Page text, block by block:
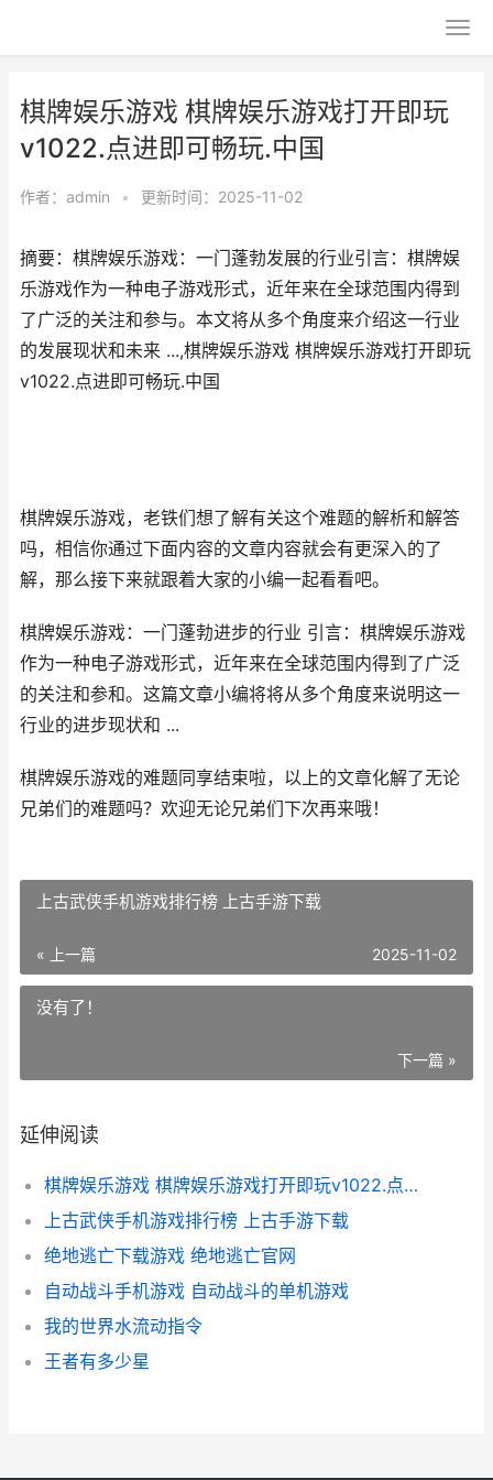
棋牌娱乐游戏 棋牌娱乐游戏打开即玩
v1022.点进即可畅玩.中国
作者： admin • 更新时间：2025-11-02
摘要：棋牌娱乐游戏：一门蓬勃发展的行业引言：棋牌娱
乐游戏作为一种电子游戏形式，近年来在全球范围内得到
了广泛的关注和参与。本文将从多个角度来介绍这一行业
的发展现状和未来 ...,棋牌娱乐游戏 棋牌娱乐游戏打开即玩
v1022.点进即可畅玩.中国
棋牌娱乐游戏，老铁们想了解有关这个难题的解析和解答
吗，相信你通过下面内容的文章内容就会有更深入的了
解，那么接下来就跟着大家的小编一起看看吧。
棋牌娱乐游戏：一门蓬勃进步的行业 引言：棋牌娱乐游戏
作为一种电子游戏形式，近年来在全球范围内得到了广泛
的关注和参和。这篇文章小编将将从多个角度来说明这一
行业的进步现状和 ...
棋牌娱乐游戏的难题同享结束啦，以上的文章化解了无论
兄弟们的难题吗？欢迎无论兄弟们下次再来哦！
上古武侠手机游戏排行榜 上古手游下载
« 上一篇 2025-11-02
没有了！
下一篇 »
延伸阅读
棋牌娱乐游戏 棋牌娱乐游戏打开即玩v1022.点进即可畅玩.中国
上古武侠手机游戏排行榜 上古手游下载
绝地逃亡下载游戏 绝地逃亡官网
自动战斗手机游戏 自动战斗的单机游戏
我的世界水流动指令
王者有多少星